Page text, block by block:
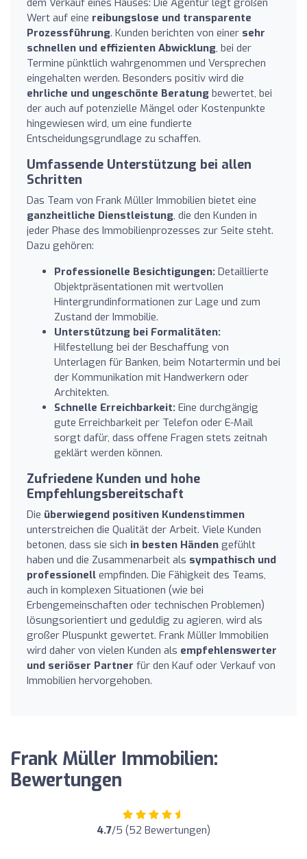
Wert auf eine reibungslose und transparente
Prozessführung. Kunden berichten von einer sehr
schnellen und effizienten Abwicklung, bei der
Termine pünktlich wahrgenommen und Versprechen
eingehalten werden. Besonders positiv wird die
ehrliche und ungeschönte Beratung bewertet, bei
der auch auf potenzielle Mängel oder Kostenpunkte
hingewiesen wird, um eine fundierte
Entscheidungsgrundlage zu schaffen.
Umfassende Unterstützung bei allen
Schritten
Das Team von Frank Müller Immobilien bietet eine
ganzheitliche Dienstleistung, die den Kunden in
jeder Phase des Immobilienprozesses zur Seite steht.
Dazu gehören:
Professionelle Besichtigungen: Detaillierte
Objektpräsentationen mit wertvollen
Hintergrundinformationen zur Lage und zum
Zustand der Immobilie.
Unterstützung bei Formalitäten:
Hilfestellung bei der Beschaffung von
Unterlagen für Banken, beim Notartermin und bei
der Kommunikation mit Handwerkern oder
Architekten.
Schnelle Erreichbarkeit: Eine durchgängig
gute Erreichbarkeit per Telefon oder E-Mail
sorgt dafür, dass offene Fragen stets zeitnah
geklärt werden können.
Zufriedene Kunden und hohe
Empfehlungsbereitschaft
Die überwiegend positiven Kundenstimmen
unterstreichen die Qualität der Arbeit. Viele Kunden
betonen, dass sie sich in besten Händen gefühlt
haben und die Zusammenarbeit als sympathisch und
professionell empfinden. Die Fähigkeit des Teams,
auch in komplexen Situationen (wie bei
Erbengemeinschaften oder technischen Problemen)
lösungsorientiert und geduldig zu agieren, wird als
großer Pluspunkt gewertet. Frank Müller Immobilien
wird daher von vielen Kunden als empfehlenswerter
und seriöser Partner für den Kauf oder Verkauf von
Immobilien hervorgehoben.
Frank Müller Immobilien:
Bewertungen
4.7/5 (52 Bewertungen)